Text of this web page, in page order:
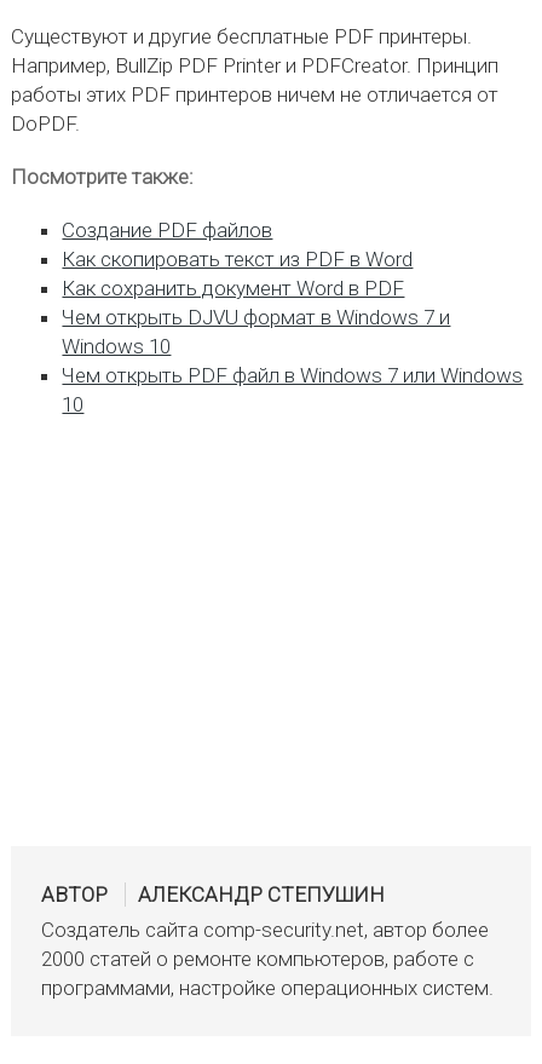
Существуют и другие бесплатные PDF принтеры.
Например, BullZip PDF Printer и PDFCreator. Принцип
работы этих PDF принтеров ничем не отличается от
DoPDF.
Посмотрите также:
Создание PDF файлов
Как скопировать текст из PDF в Word
Как сохранить документ Word в PDF
Чем открыть DJVU формат в Windows 7 и
Windows 10
Чем открыть PDF файл в Windows 7 или Windows
10
АВТОР
АЛЕКСАНДР СТЕПУШИН
Создатель сайта comp-security.net, автор более
2000 статей о ремонте компьютеров, работе с
программами, настройке операционных систем.